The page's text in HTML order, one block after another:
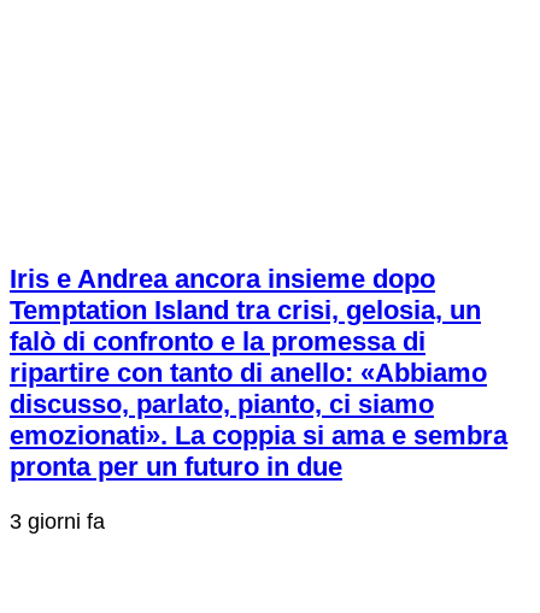
Iris e Andrea ancora insieme dopo
Temptation Island tra crisi, gelosia, un
falò di confronto e la promessa di
ripartire con tanto di anello: «Abbiamo
discusso, parlato, pianto, ci siamo
emozionati». La coppia si ama e sembra
pronta per un futuro in due
3 giorni fa